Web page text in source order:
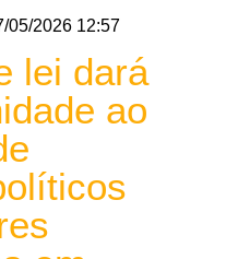
05/2026 12:57
lei dará
ao